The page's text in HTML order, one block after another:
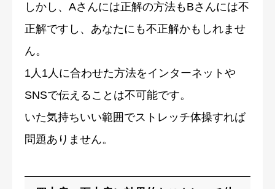
しかし、Aさんには正解の方法もBさんには不
正解ですし、あなたにも不正解かもしれませ
ん。
1人1人に合わせた方法をインターネットや
SNSで伝えることは不可能です。
いた気持ちいい範囲でストレッチ体操すれば
問題ありません。